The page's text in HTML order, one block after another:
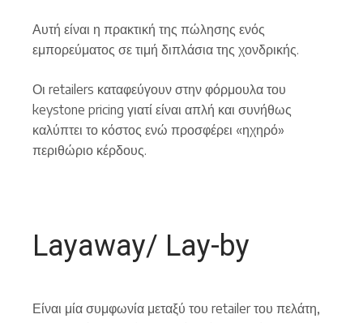
Αυτή είναι η πρακτική της πώλησης ενός
εμπορεύματος σε τιμή διπλάσια της χονδρικής.
Οι retailers καταφεύγουν στην φόρμουλα του
keystone pricing γιατί είναι απλή και συνήθως
καλύπτει το κόστος ενώ προσφέρει «ηχηρό»
περιθώριο κέρδους.
Layaway/ Lay-by
Είναι μία συμφωνία μεταξύ του retailer του πελάτη,